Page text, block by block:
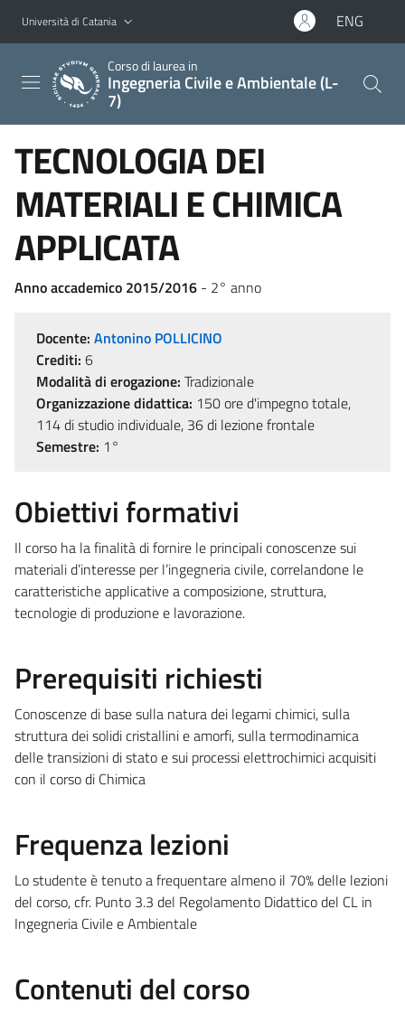
Vai al contenuto principale
Vai al menu di navigazione
Università di Catania ENG
Corso di laurea in
Ingegneria Civile e Ambientale (L-
7)
TECNOLOGIA DEI
MATERIALI E CHIMICA
APPLICATA
Anno accademico 2015/2016 - 2° anno
Docente: Antonino POLLICINO
Crediti: 6
Modalità di erogazione: Tradizionale
Organizzazione didattica: 150 ore d'impegno totale,
114 di studio individuale, 36 di lezione frontale
Semestre: 1°
Obiettivi formativi
Il corso ha la finalità di fornire le principali conoscenze sui
materiali d’interesse per l’ingegneria civile, correlandone le
caratteristiche applicative a composizione, struttura,
tecnologie di produzione e lavorazione.
Prerequisiti richiesti
Conoscenze di base sulla natura dei legami chimici, sulla
struttura dei solidi cristallini e amorfi, sulla termodinamica
delle transizioni di stato e sui processi elettrochimici acquisiti
con il corso di Chimica
Frequenza lezioni
Lo studente è tenuto a frequentare almeno il 70% delle lezioni
del corso, cfr. Punto 3.3 del Regolamento Didattico del CL in
Ingegneria Civile e Ambientale
Contenuti del corso